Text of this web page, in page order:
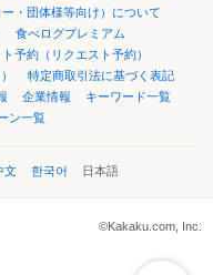
・団体様等向け）について
食べログプレミアム
予約（リクエスト予約）
特定商取引法に基づく表記
企業情報
キーワード一覧
ン一覧
文 한국어 日本語
©Kakaku.com, Inc.